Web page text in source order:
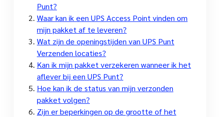
Punt?
Waar kan ik een UPS Access Point vinden om
mijn pakket af te leveren?
Wat zijn de openingstijden van UPS Punt
Verzenden locaties?
Kan ik mijn pakket verzekeren wanneer ik het
aflever bij een UPS Punt?
Hoe kan ik de status van mijn verzonden
pakket volgen?
Zijn er beperkingen op de grootte of het